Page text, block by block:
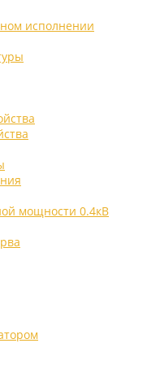
исполнении
мощности 0.4кВ